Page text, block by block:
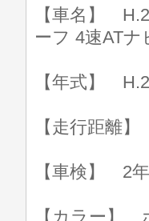
【車名】
ーフ 4速AT
【年式】
【走行距離
【車検】 2
【カラー】